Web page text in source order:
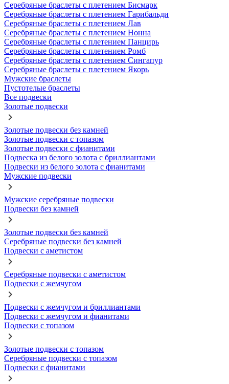
Серебряные браслеты с плетением Бисмарк
Серебряные браслеты с плетением Гарибальди
Серебряные браслеты с плетением Лав
Серебряные браслеты с плетением Нонна
Серебряные браслеты с плетением Панцирь
Серебряные браслеты с плетением Ромб
Серебряные браслеты с плетением Сингапур
Серебряные браслеты с плетением Якорь
Мужские браслеты
Пустотелые браслеты
Все подвески
Золотые подвески
Золотые подвески без камней
Золотые подвески с топазом
Золотые подвески с фианитами
Подвеска из белого золота с бриллиантами
Подвески из белого золота с фианитами
Мужские подвески
Мужские серебряные подвески
Подвески без камней
Золотые подвески без камней
Серебряные подвески без камней
Подвески с аметистом
Серебряные подвески с аметистом
Подвески с жемчугом
Подвески с жемчугом и бриллиантами
Подвески с жемчугом и фианитами
Подвески с топазом
Золотые подвески с топазом
Серебряные подвески с топазом
Подвески с фианитами